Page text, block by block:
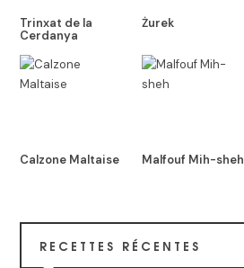
Trinxat de la
Cerdanya
Żurek
Calzone Maltaise Malfouf Mih-sheh
RECETTES RÉCENTES